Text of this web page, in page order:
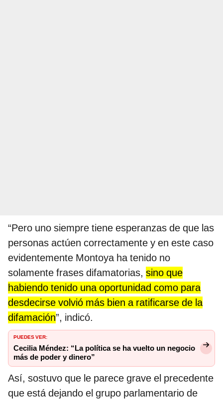
“Pero uno siempre tiene esperanzas de que las
personas actúen correctamente y en este caso
evidentemente Montoya ha tenido no
solamente frases difamatorias, sino que
habiendo tenido una oportunidad como para
desdecirse volvió más bien a ratificarse de la
difamación”, indicó.
PUEDES VER:
Cecilia Méndez: “La política se ha vuelto un negocio
más de poder y dinero”
Así, sostuvo que le parece grave el precedente
que está dejando el grupo parlamentario de